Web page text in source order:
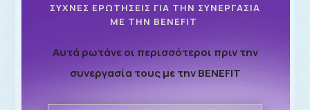
ΣΥΧΝΕΣ ΕΡΩΤΗΣΕΙΣ ΓΙΑ ΤΗΝ ΣΥΝΕΡΓΑΣΙΑ
ΜΕ ΤΗΝ BENEFIT
Αυτά ρωτάνε οι περισσότεροι πριν την
συνεργασία τους με την BENEFIT